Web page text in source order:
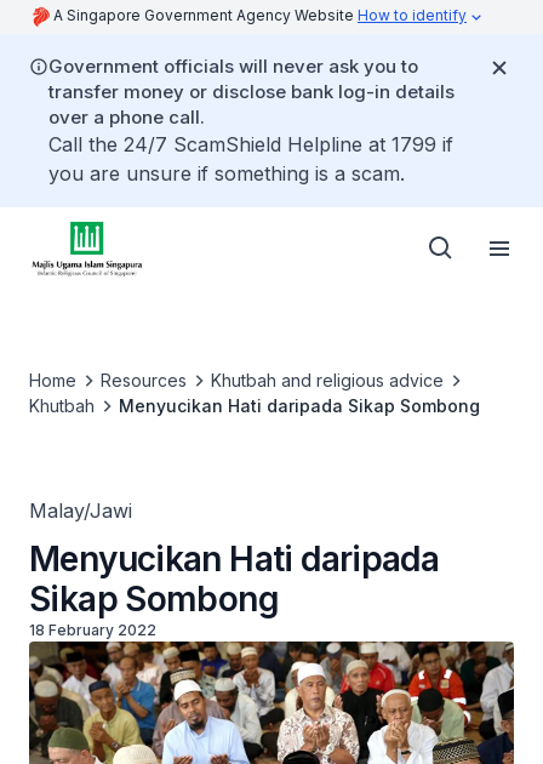
A Singapore Government Agency Website How to identify
Government officials will never ask you to
transfer money or disclose bank log-in details
over a phone call.
Call the 24/7 ScamShield Helpline at 1799 if
you are unsure if something is a scam.
Home Resources
Khutbah and religious advice
Khutbah
Menyucikan Hati daripada Sikap Sombong
Malay/Jawi
Menyucikan Hati daripada
Sikap Sombong
18 February 2022